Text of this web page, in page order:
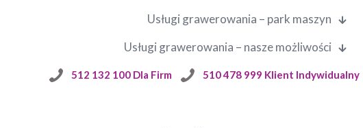
Usługi grawerowania – park maszyn
Usługi grawerowania – nasze możliwości
512 132 100 Dla Firm 510 478 999 Klient Indywidualny